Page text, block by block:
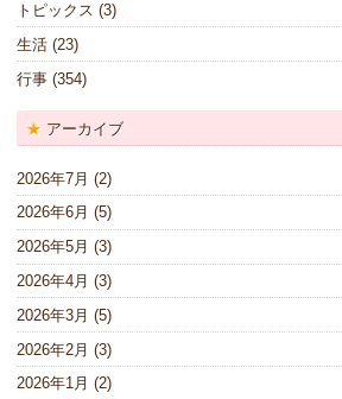
トピックス (3)
生活 (23)
行事 (354)
アーカイブ
2026年7月 (2)
2026年6月 (5)
2026年5月 (3)
2026年4月 (3)
2026年3月 (5)
2026年2月 (3)
2026年1月 (2)